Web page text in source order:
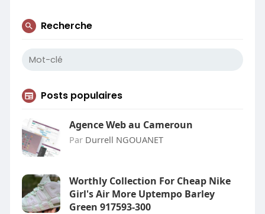
Recherche
Posts populaires
Agence Web au Cameroun
Par Durrell NGOUANET
Worthly Collection For Cheap Nike
Girl's Air More Uptempo Barley
Green 917593-300